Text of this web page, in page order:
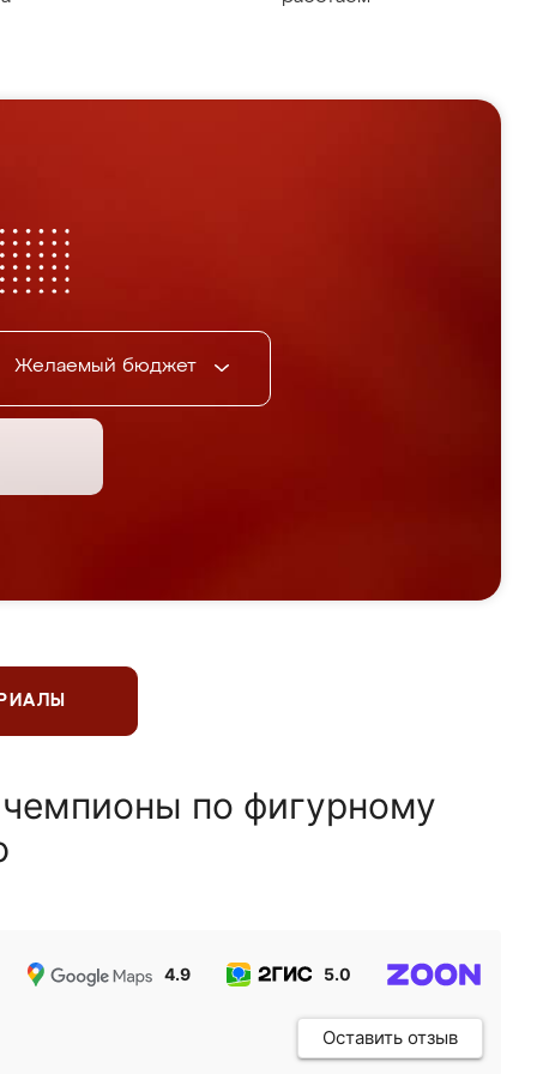
Желаемый бюджет
по фигурному
4.9 5.0
Оставить отзыв